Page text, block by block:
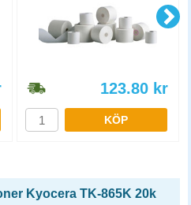
123.80 kr
KÖP
Kyocera TK-865K 20k